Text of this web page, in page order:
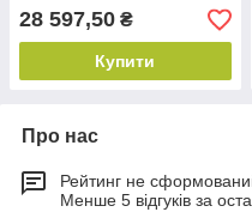
28 597,50 ₴
Купити
Про нас
Рейтинг не
Менше 5 відгуків за